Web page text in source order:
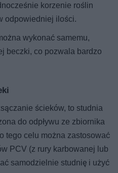
korzenie roślin
odpowiedniej ilości.
wykonać samemu,
beczki, co pozwala bardzo
ścieków, to studnia
do odpływu ze zbiornika
tego celu można zastosować
PCV (z rury karbowanej lub
samodzielnie studnię i użyć